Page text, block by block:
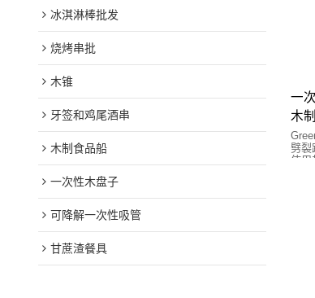
冰淇淋棒批发
烧烤串批
木锥
牙签和鸡尾酒串
木制食品船
一次性木盘子
可降解一次性吸管
甘蔗渣餐具
一
木
劈裂
使用